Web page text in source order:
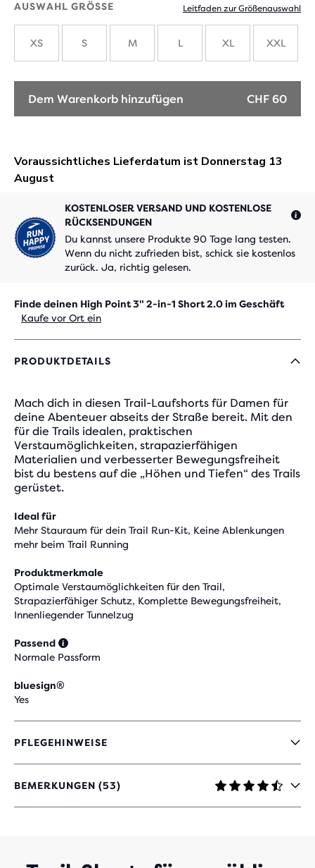
AUSWAHL GRÖSSE Leitfaden zur Größenauswahl
XS S M L XL XXL
Dem Warenkorb hinzufügen CHF 60
KOSTENLOSER VERSAND UND KOSTENLOSE
RÜCKSENDUNGEN
Du kannst unsere Produkte 90 Tage lang testen.
Wenn du nicht zufrieden bist, schick sie kostenlos
zurück. Ja, richtig gelesen.
Finde deinen High Point 3" 2-in-1 Short 2.0 im Geschäft
Kaufe vor Ort ein
PRODUKTDETAILS
Mach dich in diesen Trail-Laufshorts für Damen für
deine Abenteuer abseits der Straße bereit. Mit den
für die Trails idealen, praktischen
Verstaumöglichkeiten, strapazierfähigen
Materialien und verbesserter Bewegungsfreiheit
bist du bestens auf die „Höhen und Tiefen“ des Trails
gerüstet.
Ideal für
Mehr Stauraum für dein Trail Run-Kit, Keine Ablenkungen
mehr beim Trail Running
Produktmerkmale
Optimale Verstaumöglichkeiten für den Trail,
Strapazierfähiger Schutz, Komplette Bewegungsfreiheit,
Innenliegender Tunnelzug
Passend
Normale Passform
bluesign®
Yes
PFLEGEHINWEISE
BEMERKUNGEN (53)
4.6
VON
BEWERTUNGEN